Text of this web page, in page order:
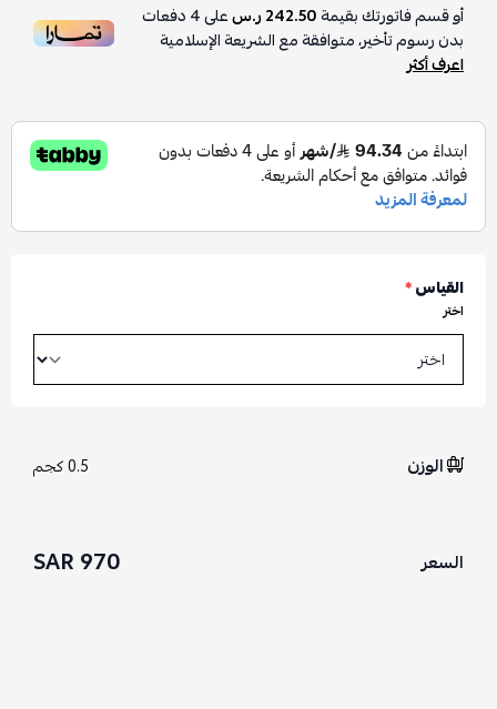
أو قسم فاتورتك بقيمة242.50 ر.س على4دفعات
بدون رسوم تأخير، متوافقة مع الشريعة الإسلامية
اعرف أكثر
القياس*
اختر
الوزن 0.5 كجم
السعر 970 SAR